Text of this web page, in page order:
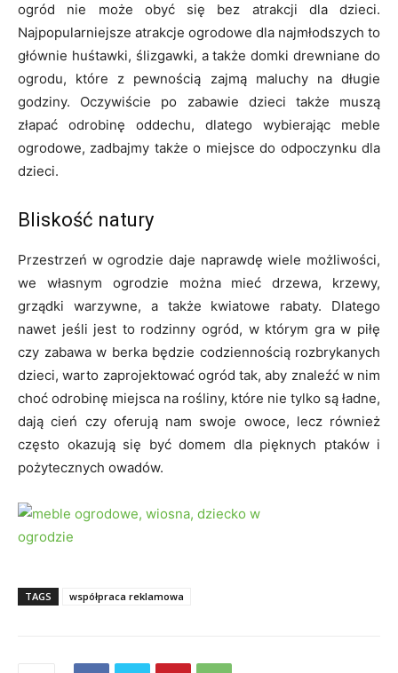
ogród nie może obyć się bez atrakcji dla dzieci.
Najpopularniejsze atrakcje ogrodowe dla najmłodszych to
głównie huśtawki, ślizgawki, a także domki drewniane do
ogrodu, które z pewnością zajmą maluchy na długie
godziny. Oczywiście po zabawie dzieci także muszą
złapać odrobinę oddechu, dlatego wybierając meble
ogrodowe, zadbajmy także o miejsce do odpoczynku dla
dzieci.
Bliskość natury
Przestrzeń w ogrodzie daje naprawdę wiele możliwości,
we własnym ogrodzie można mieć drzewa, krzewy,
grządki warzywne, a także kwiatowe rabaty. Dlatego
nawet jeśli jest to rodzinny ogród, w którym gra w piłę
czy zabawa w berka będzie codziennością rozbrykanych
dzieci, warto zaprojektować ogród tak, aby znaleźć w nim
choć odrobinę miejsca na rośliny, które nie tylko są ładne,
dają cień czy oferują nam swoje owoce, lecz również
często okazują się być domem dla pięknych ptaków i
pożytecznych owadów.
TAGS współpraca reklamowa